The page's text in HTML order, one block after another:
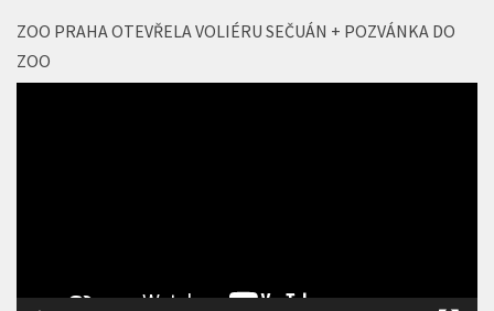
ZOO PRAHA OTEVŘELA VOLIÉRU SEČUÁN + POZVÁNKA DO
ZOO